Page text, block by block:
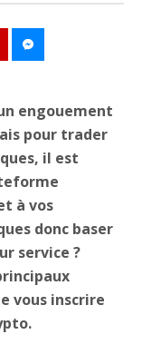
engouement
pour trader
il est
à vos
donc baser
service ?
vous inscrire